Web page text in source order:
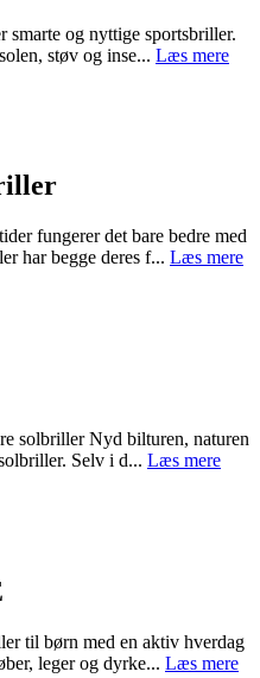
smarte og nyttige sportsbriller.
støv og inse... Læs mere
fungerer det bare bedre med
har begge deres f... Læs mere
solbriller Nyd bilturen, naturen
Selv i d... Læs mere
til børn med en aktiv hverdag
leger og dyrke... Læs mere